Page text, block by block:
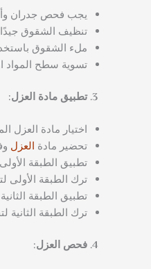
يجب فحص جدران
تنظيف الشقوق جيدًا
ملء الشقوق
تسوية سطح المواد
تطبيق مادة العزل:
اختيار مادة العزل
تحضير مادة العزل
تطبيق الطبقة
ترك الطبقة الأولى
تطبيق الطبقة
ترك الطبقة الثانية
فحص العزل: